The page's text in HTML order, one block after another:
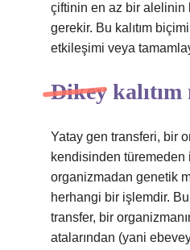
çiftinin en az bir alelinin
gerekir. Bu kalıtım
etkileşimi veya
Dikey kalıtım
Yatay gen transferi, bir
kendisinden türemeden
organizmadan genetik
herhangi bir işlemdir.
transfer, bir
atalarından (yani